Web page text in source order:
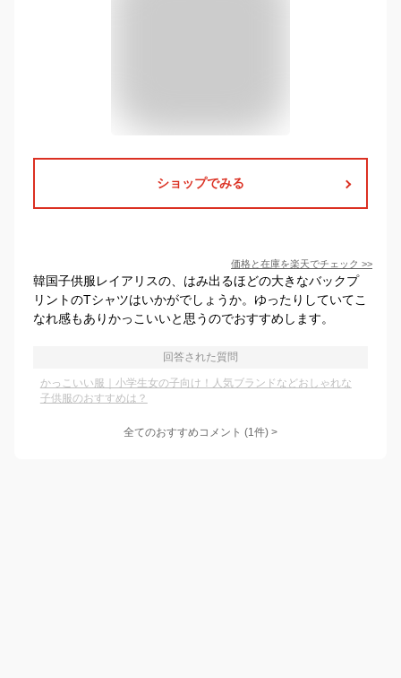
ショップでみる
価格と在庫を楽天でチェック >>
韓国子供服レイアリスの、はみ出るほどの大きなバックプ
リントのTシャツはいかがでしょうか。ゆったりしていてこ
なれ感もありかっこいいと思うのでおすすめします。
回答された質問
かっこいい服｜小学生女の子向け！人気ブランドなどおしゃれな
子供服のおすすめは？
全てのおすすめコメント (1件) >